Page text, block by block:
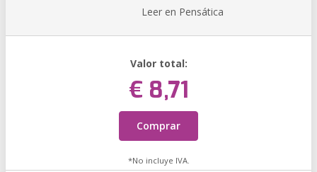
Leer en Pensática
Valor total:
€ 8,71
Comprar
*No incluye IVA.